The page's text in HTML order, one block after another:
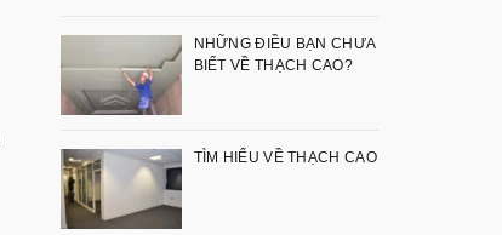
NHỮNG ĐIỀU BẠN CHƯA
BIẾT VỀ THẠCH CAO?
TÌM HIỂU VỀ THẠCH CAO